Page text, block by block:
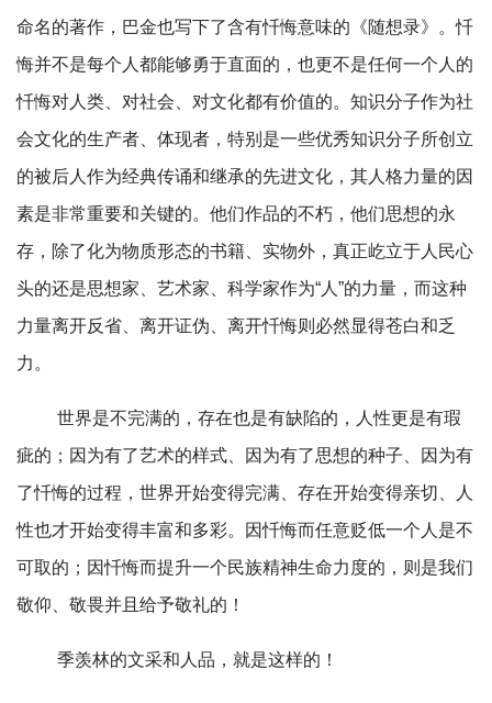
命名的著作，巴金也写下了含有忏悔意味的《随想录》。忏
悔并不是每个人都能够勇于直面的，也更不是任何一个人的
忏悔对人类、对社会、对文化都有价值的。知识分子作为社
会文化的生产者、体现者，特别是一些优秀知识分子所创立
的被后人作为经典传诵和继承的先进文化，其人格力量的因
素是非常重要和关键的。他们作品的不朽，他们思想的永
存，除了化为物质形态的书籍、实物外，真正屹立于人民心
头的还是思想家、艺术家、科学家作为“人”的力量，而这种
力量离开反省、离开证伪、离开忏悔则必然显得苍白和乏
力。
世界是不完满的，存在也是有缺陷的，人性更是有瑕
疵的；因为有了艺术的样式、因为有了思想的种子、因为有
了忏悔的过程，世界开始变得完满、存在开始变得亲切、人
性也才开始变得丰富和多彩。因忏悔而任意贬低一个人是不
可取的；因忏悔而提升一个民族精神生命力度的，则是我们
敬仰、敬畏并且给予敬礼的！
季羡林的文采和人品，就是这样的！